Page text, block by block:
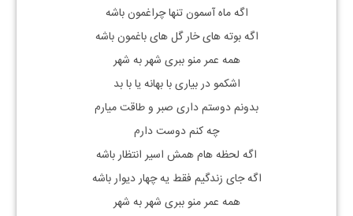
اگه ماه آسمون تنها چراغمون باشه
اگه بوته های خار گل های باغمون باشه
همه عمر منو ببری شهر به شهر
اشکمو در بیاری با بهانه یا با بد
بدونم دوستم داری صبر و طاقت میارم
چه کنم دوست دارم
اگه لحظه هام همش اسیر انتظار باشه
اگه جای زندگیم فقط یه چهار دیوار باشه
همه عمر منو ببری شهر به شهر